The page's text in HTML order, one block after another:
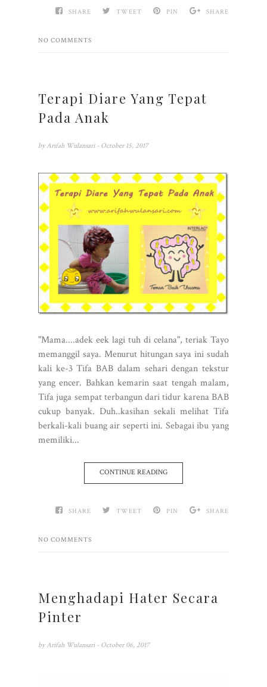
SHARE TWEET PIN SHARE
NO COMMENTS
Terapi Diare Yang Tepat
Pada Anak
by Arifah Wulansari - October 15, 2017
"Mama....adek eek lagi tuh di celana", teriak Tayo
memanggil saya. Menurut hitungan saya ini sudah
kali ke-3 Tifa BAB dalam sehari dengan tekstur
yang encer. Bahkan kemarin saat tengah malam,
Tifa juga sempat terbangun dari tidur karena BAB
cukup banyak. Duh..kasihan sekali melihat Tifa
berkali-kali buang air seperti ini. Sebagai ibu yang
memiliki...
CONTINUE READING
SHARE TWEET PIN SHARE
NO COMMENTS
Menghadapi Hater Secara
Pinter
by Arifah Wulansari - October 06, 2017